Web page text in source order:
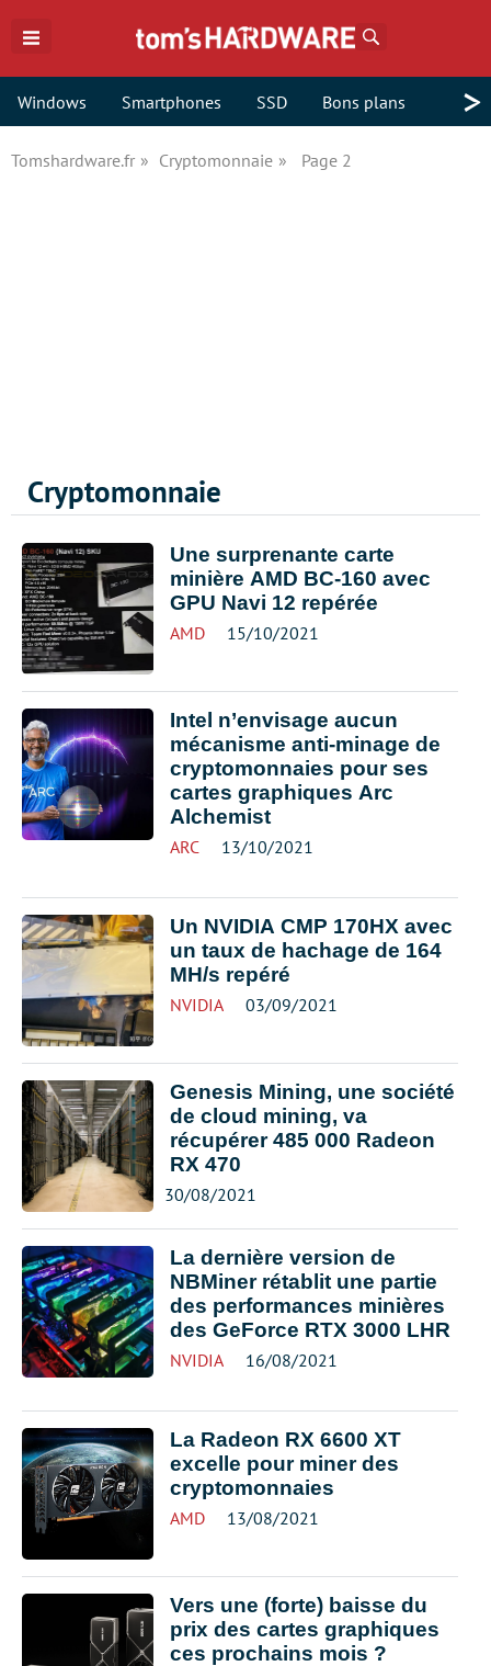
Windows Smartphones SSD Bons plans >
Tomshardware.fr Cryptomonnaie Page 2
Cryptomonnaie
Une surprenante carte
minière AMD BC-160 avec
GPU Navi 12 repérée
AMD 15/10/2021
Intel n’envisage aucun
mécanisme anti-minage de
cryptomonnaies pour ses
cartes graphiques Arc
Alchemist
ARC 13/10/2021
Un NVIDIA CMP 170HX avec
un taux de hachage de 164
MH/s repéré
NVIDIA 03/09/2021
Genesis Mining, une société
de cloud mining, va
récupérer 485 000 Radeon
RX 470
30/08/2021
La dernière version de
NBMiner rétablit une partie
des performances minières
des GeForce RTX 3000 LHR
NVIDIA 16/08/2021
La Radeon RX 6600 XT
excelle pour miner des
cryptomonnaies
AMD 13/08/2021
Vers une (forte) baisse du
prix des cartes graphiques
ces prochains mois ?